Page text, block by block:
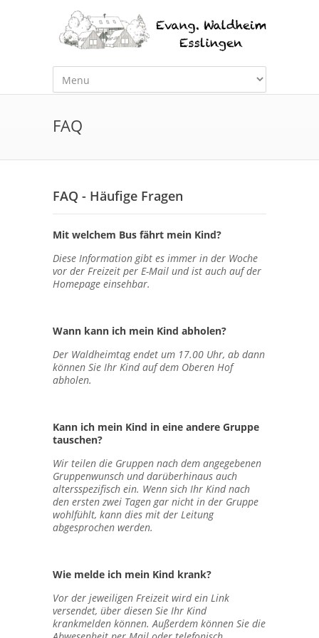
FAQ
FAQ - Häufige Fragen
Mit welchem Bus fährt mein Kind?
Diese Information gibt es immer in der Woche
vor der Freizeit per E-Mail und ist auch auf der
Homepage einsehbar.
Wann kann ich mein Kind abholen?
Der Waldheimtag endet um 17.00 Uhr, ab dann
können Sie Ihr Kind auf dem Oberen Hof
abholen.
Kann ich mein Kind in eine andere Gruppe
tauschen?
Wir teilen die Gruppen nach dem angegebenen
Gruppenwunsch und darüberhinaus auch
altersspezifisch ein. Wenn sich Ihr Kind nach
den ersten zwei Tagen gar nicht in der Gruppe
wohlfühlt, kann dies mit der Leitung
abgesprochen werden.
Wie melde ich mein Kind krank?
Vor der jeweiligen Freizeit wird ein Link
versendet, über diesen Sie Ihr Kind
krankmelden können. Außerdem können Sie die